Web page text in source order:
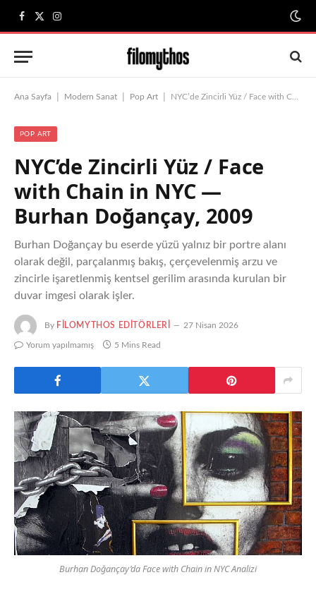
Facebook
X
(Twitter)
Instagram
Ana Sayfa Modern Sanat Pop Art NYC’de Zincirli Yüz / Face with Chain in NYC — Burhan Doğançay, 2009
POP ART
NYC’de Zincirli Yüz / Face
with Chain in NYC —
Burhan Doğançay, 2009
Burhan Doğançay bu eserde yüzü yalnız bir portre alanı
olarak değil, parçalanmış bakış, çerçevelenmiş arzu ve
zincirle işaretlenmiş kentsel gerilim arasında kurulan bir
duvar imgesi olarak işler.
By FILOMYTHOS EDITÖRLERI 27 Nisan 2026
Yorum yapılmamış 5 Mins Read
Burhan Doğançay’da Face with Chain in NYC Analizi